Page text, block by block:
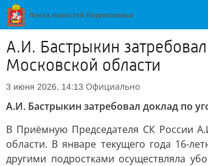
А.И. Бастрыкин
Московской области
3 июня 2026, 14:13 Официально
А.И. Бастрыкин затребовал доклад по
В Приёмную Председателя СК России
области. В январе текущего года 16-
другими подростками осуществляла